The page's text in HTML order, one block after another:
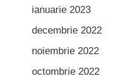
ianuarie 2023
decembrie 2022
noiembrie 2022
octombrie 2022